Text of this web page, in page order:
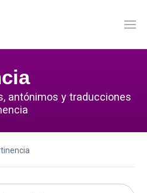
antónimos y traducciones